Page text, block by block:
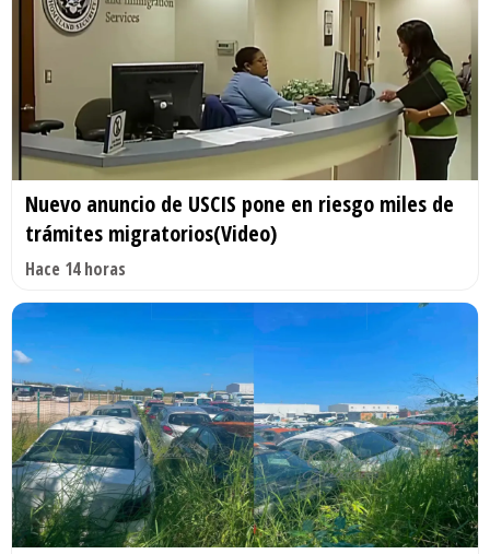
Nuevo anuncio de USCIS pone en riesgo miles de
trámites migratorios(Video)
Hace 14 horas